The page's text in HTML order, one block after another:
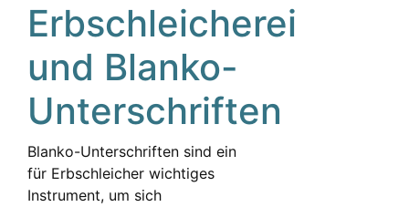
Erbschleicherei
und Blanko-
Unterschriften
Blanko-Unterschriften sind ein
für Erbschleicher wichtiges
Instrument, um sich